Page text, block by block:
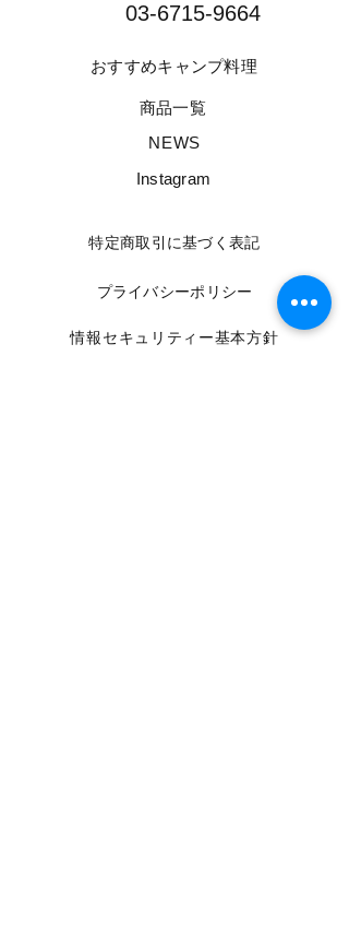
03-6715-9664​
​おすすめキャンプ料理
​商品一覧
​NEWS
​Instagram
​特定商取引に基づく表記
​プライバシーポリシー
​情報セキュリティー基本方針